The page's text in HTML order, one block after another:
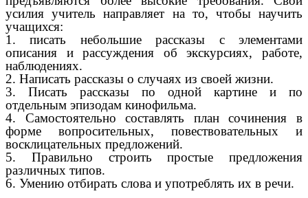
усилия учитель направляет на то, чтобы научить
учащихся:
1. писать небольшие рассказы с элементами
описания и рассуждения об экскурсиях, работе,
наблюдениях.
2. Написать рассказы о случаях из своей жизни.
3. Писать рассказы по одной картине и по
отдельным эпизодам кинофильма.
4. Самостоятельно составлять план сочинения в
форме вопросительных, повествовательных и
восклицательных предложений.
5. Правильно строить простые предложения
различных типов.
6. Умению отбирать слова и употреблять их в речи.